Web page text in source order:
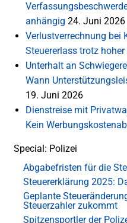
anhängig 24. Juni 2026
Verlustverrechnung bei
Steuererlass trotz
Unterhalt an
Wann
19. Juni 2026
Dienstreise mit
Kein
Special: Polizei
Abgabefristen für die
Steuererklärung 2025:
Geplante
Steuerzahler zukommt
Spitzensportler der